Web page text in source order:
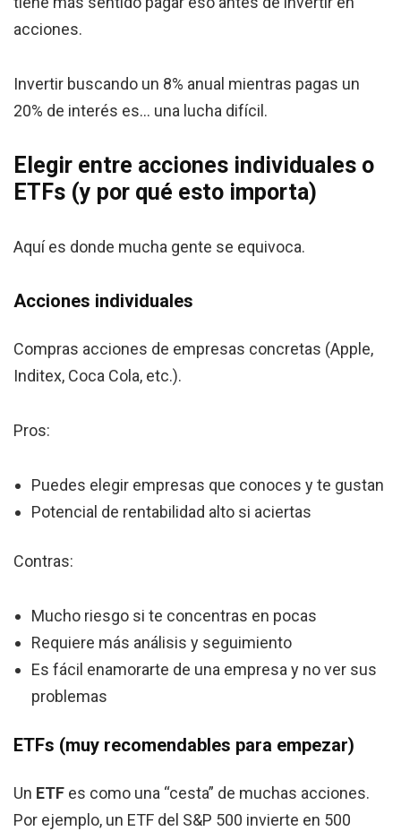
acciones.
Invertir buscando un 8% anual mientras pagas un
20% de interés es… una lucha difícil.
Elegir entre acciones individuales o
ETFs (y por qué esto importa)
Aquí es donde mucha gente se equivoca.
Acciones individuales
Compras acciones de empresas concretas (Apple,
Inditex, Coca Cola, etc.).
Pros:
Puedes elegir empresas que conoces y te gustan
Potencial de rentabilidad alto si aciertas
Contras:
Mucho riesgo si te concentras en pocas
Requiere más análisis y seguimiento
Es fácil enamorarte de una empresa y no ver sus
problemas
ETFs (muy recomendables para empezar)
Un ETF es como una “cesta” de muchas acciones.
Por ejemplo, un ETF del S&P 500 invierte en 500